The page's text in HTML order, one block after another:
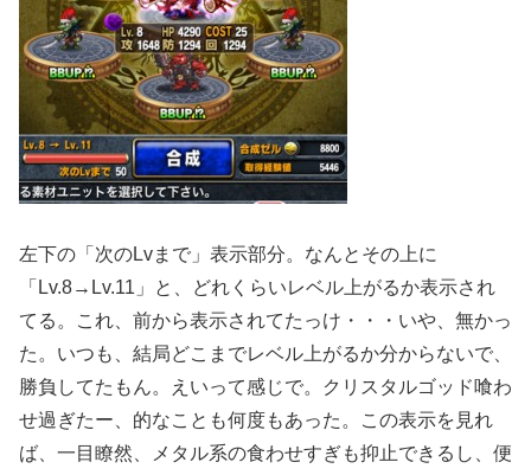
左下の「次のLvまで」表示部分。なんとその上に
「Lv.8→Lv.11」と、どれくらいレベル上がるか表示され
てる。これ、前から表示されてたっけ・・・いや、無かっ
た。いつも、結局どこまでレベル上がるか分からないで、
勝負してたもん。えいって感じで。クリスタルゴッド喰わ
せ過ぎたー、的なことも何度もあった。この表示を見れ
ば、一目瞭然、メタル系の食わせすぎも抑止できるし、便